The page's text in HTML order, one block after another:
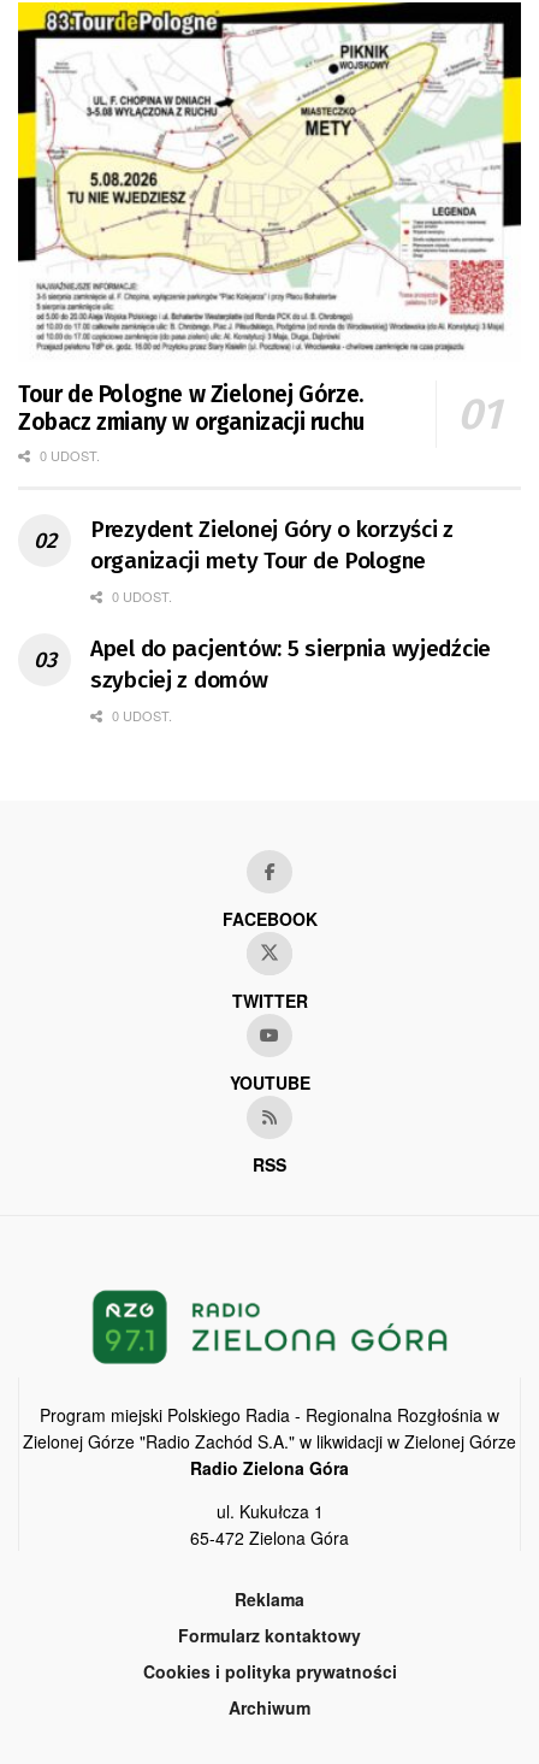
Tour de Pologne w Zielonej Górze.
Zobacz zmiany w organizacji ruchu
0 UDOST.
Prezydent Zielonej Góry o korzyści z
organizacji mety Tour de Pologne
0 UDOST.
Apel do pacjentów: 5 sierpnia wyjedźcie
szybciej z domów
0 UDOST.
FACEBOOK
TWITTER
YOUTUBE
RSS
Program miejski Polskiego Radia - Regionalna Rozgłośnia w
Zielonej Górze "Radio Zachód S.A." w likwidacji w Zielonej Górze
Radio Zielona Góra
ul. Kukułcza 1
65-472 Zielona Góra
Reklama
Formularz kontaktowy
Cookies i polityka prywatności
Archiwum